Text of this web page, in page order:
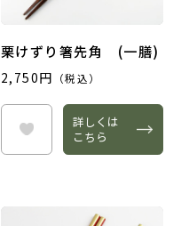
栗けずり箸先角 (一膳)
2,750円 （税込）
詳しくは
こちら